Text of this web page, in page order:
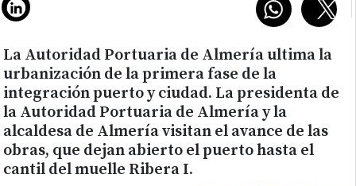
La Autoridad Portuaria de Almería ultima la
urbanización de la primera fase de la
integración puerto y ciudad. La presidenta de
la Autoridad Portuaria de Almería y la
alcaldesa de Almería visitan el avance de las
obras, que dejan abierto el puerto hasta el
cantil del muelle Ribera I.